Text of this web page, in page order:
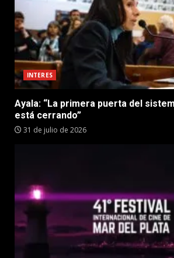
INTERES
Ayala: “La primera puerta del
está cerrando”
31 de julio de 2026